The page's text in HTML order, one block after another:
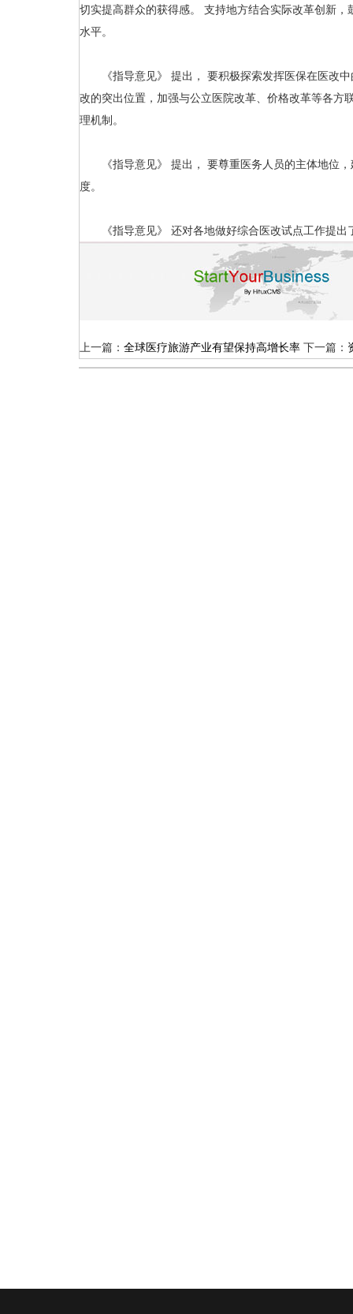
切实提高群众的获得感。 支持地方结合实际改革创新
水平。
《指导意见》 提出， 要积极探索发挥医保在医改中
改的突出位置，加强与公立医院改革、价格改革等各方
理机制。
《指导意见》 提出， 要尊重医务人员的主体地位，
度。
《指导意见》 还对各地做好综合医改试点工作提出
上一篇： 全球医疗旅游产业有望保持高增长率 下一篇：